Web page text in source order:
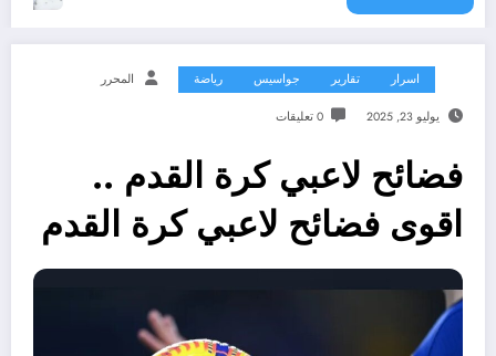
اسرار تقارير جواسيس رياضة المحرر
يوليو 23, 2025 0 تعليقات
فضائح لاعبي كرة القدم ..
اقوى فضائح لاعبي كرة القدم